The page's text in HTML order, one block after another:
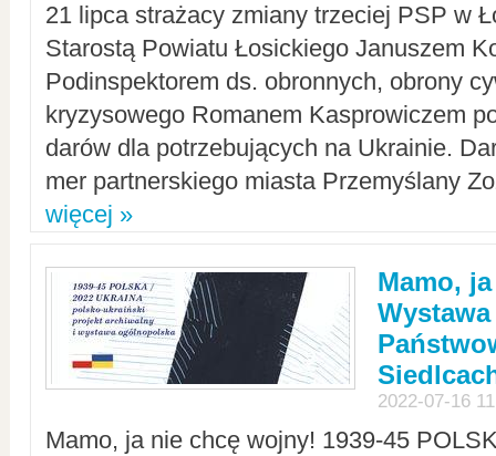
21 lipca strażacy zmiany trzeciej PSP w
Starostą Powiatu Łosickiego Januszem
Podinspektorem ds. obronnych, obrony
kryzysowego Romanem Kasprowiczem
darów dla potrzebujących na Ukrainie.
mer partnerskiego miasta Przemyślany
więcej »
Mamo,
2022-07-16
Mamo, ja nie chcę wojny! 1939-45